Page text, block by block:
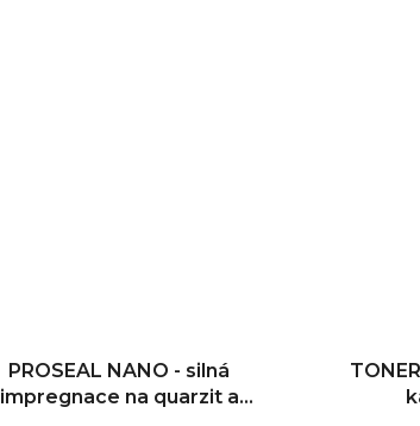
PROSEAL NANO - silná
impregnace na quarzit a